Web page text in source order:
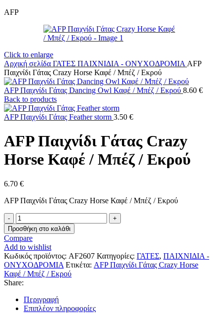
AFP
Click to enlarge
Αρχική σελίδα ΓΑΤΕΣ ΠΑΙΧΝΙΔΙΑ - ΟΝΥΧΟΔΡΟΜΙΑ AFP
Παιχνίδι Γάτας Crazy Horse Καφέ / Μπέζ / Εκρού
AFP Παιχνίδι Γάτας Dancing Owl Καφέ / Μπέζ / Εκρού 8.60 €
Back to products
AFP Παιχνίδι Γάτας Feather storm 3.50 €
AFP Παιχνίδι Γάτας Crazy
Horse Καφέ / Μπέζ / Εκρού
6.70 €
AFP Παιχνίδι Γάτας Crazy Horse Καφέ / Μπέζ / Εκρού
AFP
Παιχνίδι
Γάτας
Crazy
Horse
Καφέ
/
Μπέζ
/
Εκρού
ποσότητα
Προσθήκη στο καλάθι
Compare
Add to wishlist
Κωδικός προϊόντος: AF2607 Κατηγορίες: ΓΑΤΕΣ, ΠΑΙΧΝΙΔΙΑ -
ΟΝΥΧΟΔΡΟΜΙΑ Ετικέτα: AFP Παιχνίδι Γάτας Crazy Horse
Καφέ / Μπέζ / Εκρού
Share:
Περιγραφή
Επιπλέον πληροφορίες